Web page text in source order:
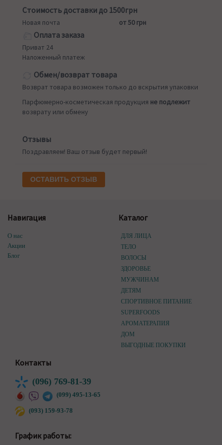
Стоимость доставки до 1500грн
Новая почта от 50 грн
Оплата заказа
Приват 24
Наложенный платеж
Обмен/возврат товара
Возврат товара возможен только до вскрытия упаковки
Парфюмерно-косметическая продукция не подлежит
возврату или обмену
Отзывы
Поздравляем! Ваш отзыв будет первый!
ОСТАВИТЬ ОТЗЫВ
Навигация
О нас
Акции
Блог
Каталог
ДЛЯ ЛИЦА
ТЕЛО
ВОЛОСЫ
ЗДОРОВЬЕ
МУЖЧИНАМ
ДЕТЯМ
СПОРТИВНОЕ ПИТАНИЕ
SUPERFOODS
АРОМАТЕРАПИЯ
ДОМ
ВЫГОДНЫЕ ПОКУПКИ
Контакты
(096) 769-81-39
(099) 495-13-65
(093) 159-93-78
График работы: